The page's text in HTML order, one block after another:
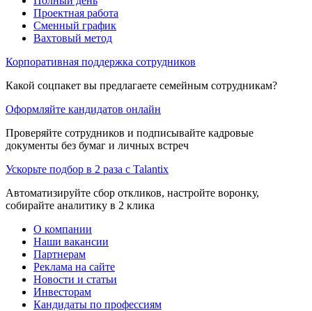
Проектная работа
Сменный график
Вахтовый метод
Корпоративная поддержка сотрудников
Какой соцпакет вы предлагаете семейным сотрудникам?
Оформляйте кандидатов онлайн
Проверяйте сотрудников и подписывайте кадровые
документы без бумаг и личных встреч
Ускорьте подбор в 2 раза с Talantix
Автоматизируйте сбор откликов, настройте воронку,
собирайте аналитику в 2 клика
О компании
Наши вакансии
Партнерам
Реклама на сайте
Новости и статьи
Инвесторам
Кандидаты по профессиям